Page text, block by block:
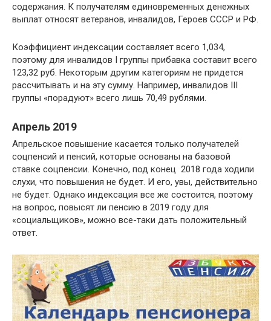
содержания. К получателям единовременных денежных
выплат относят ветеранов, инвалидов, Героев СССР и РФ.
Коэффициент индексации составляет всего 1,034,
поэтому для инвалидов I группы прибавка составит всего
123,32 руб. Некоторым другим категориям не придется
рассчитывать и на эту сумму. Например, инвалидов III
группы «порадуют» всего лишь 70,49 рублями.
Апрель 2019
Апрельское повышение касается только получателей
соцпенсий и пенсий, которые основаны на базовой
ставке соцпенсии. Конечно, под конец 2018 года ходили
слухи, что повышения не будет. И его, увы, действительно
не будет. Однако индексация все же состоится, поэтому
на вопрос, повысят ли пенсию в 2019 году для
«социальщиков», можно все-таки дать положительный
ответ.